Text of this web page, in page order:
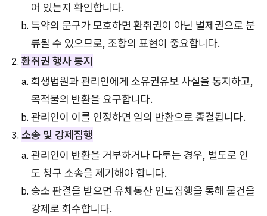
어 있는지 확인합니다.
특약의 문구가 모호하면 환취권이 아닌 별제권으로 분
류될 수 있으므로, 조항의 표현이 중요합니다.
환취권 행사 통지
회생법원과 관리인에게 소유권유보 사실을 통지하고,
목적물의 반환을 요구합니다.
관리인이 이를 인정하면 임의 반환으로 종결됩니다.
소송 및 강제집행
관리인이 반환을 거부하거나 다투는 경우, 별도로 인
도 청구 소송을 제기해야 합니다.
승소 판결을 받으면 유체동산 인도집행을 통해 물건을
강제로 회수합니다.